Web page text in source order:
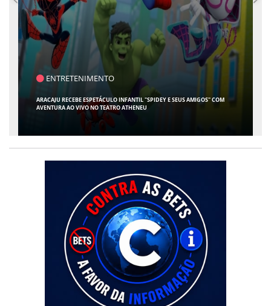
ENTRETENIMENTO
ARACAJU RECEBE ESPETÁCULO INFANTIL "SPIDEY E SEUS AMIGOS" COM
AVENTURA AO VIVO NO TEATRO ATHENEU